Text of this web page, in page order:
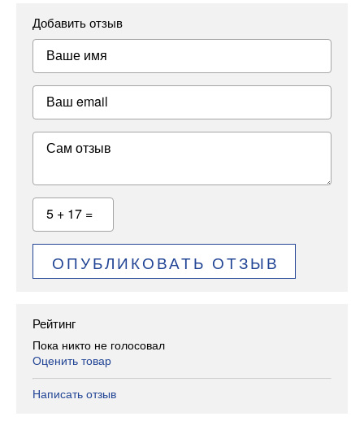
Добавить отзыв
Ваше имя
Ваш email
Сам отзыв
5 + 17 =
ОПУБЛИКОВАТЬ ОТЗЫВ
Рейтинг
Пока никто не голосовал
Оценить товар
Написать отзыв